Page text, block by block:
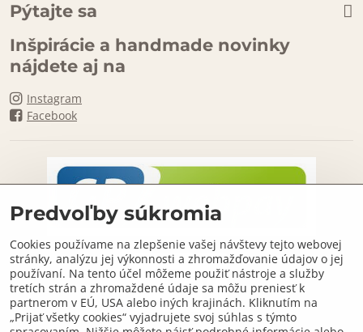
Pýtajte sa
Inšpirácie a handmade novinky
nájdete aj na
Instagram
Facebook
Predvoľby súkromia
Cookies používame na zlepšenie vašej návštevy tejto webovej
stránky, analýzu jej výkonnosti a zhromažďovanie údajov o jej
používaní. Na tento účel môžeme použiť nástroje a služby
tretích strán a zhromaždené údaje sa môžu preniesť k
partnerom v EÚ, USA alebo iných krajinách. Kliknutím na
„Prijať všetky cookies“ vyjadrujete svoj súhlas s týmto